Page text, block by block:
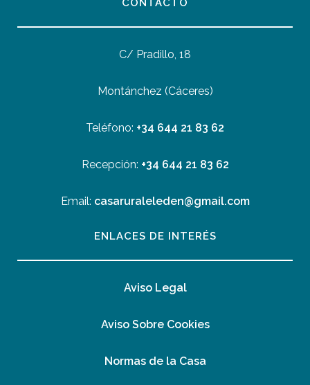
CONTACTO
C/ Pradillo, 18
Montánchez (Cáceres)
Teléfono: +34 644 21 83 62
Recepción: +34 644 21 83 62
Email: casaruraleleden@gmail.com
ENLACES DE INTERÉS
Aviso Legal
Aviso Sobre Cookies
Normas de la Casa